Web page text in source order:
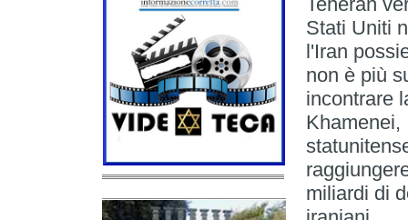
Stati Uniti
l'Iran
non è più
incontrare
miliardi di